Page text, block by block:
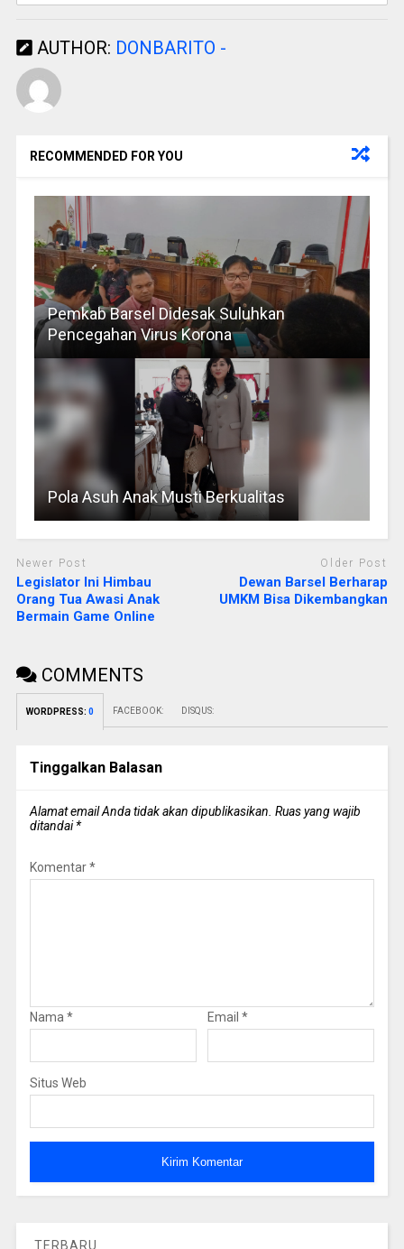
AUTHOR: DONBARITO -
RECOMMENDED FOR YOU
Pemkab Barsel Didesak Suluhkan
Pencegahan Virus Korona
Pola Asuh Anak Musti Berkualitas
Newer Post
Legislator Ini Himbau
Orang Tua Awasi Anak
Bermain Game Online
Older Post
Dewan Barsel Berharap
UMKM Bisa Dikembangkan
COMMENTS
WORDPRESS: 0 FACEBOOK: DISQUS:
Tinggalkan Balasan
Alamat email Anda tidak akan dipublikasikan. Ruas yang wajib
ditandai*
Komentar*
Nama * Email *
Situs Web
TERBARU